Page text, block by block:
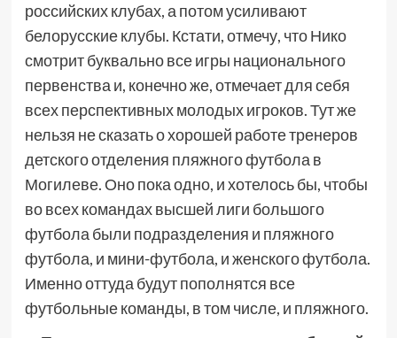
российских клубах, а потом усиливают
белорусские клубы. Кстати, отмечу, что Нико
смотрит буквально все игры национального
первенства и, конечно же, отмечает для себя
всех перспективных молодых игроков. Тут же
нельзя не сказать о хорошей работе тренеров
детского отделения пляжного футбола в
Могилеве. Оно пока одно, и хотелось бы, чтобы
во всех командах высшей лиги большого
футбола были подразделения и пляжного
футбола, и мини-футбола, и женского футбола.
Именно оттуда будут пополнятся все
футбольные команды, в том числе, и пляжного.